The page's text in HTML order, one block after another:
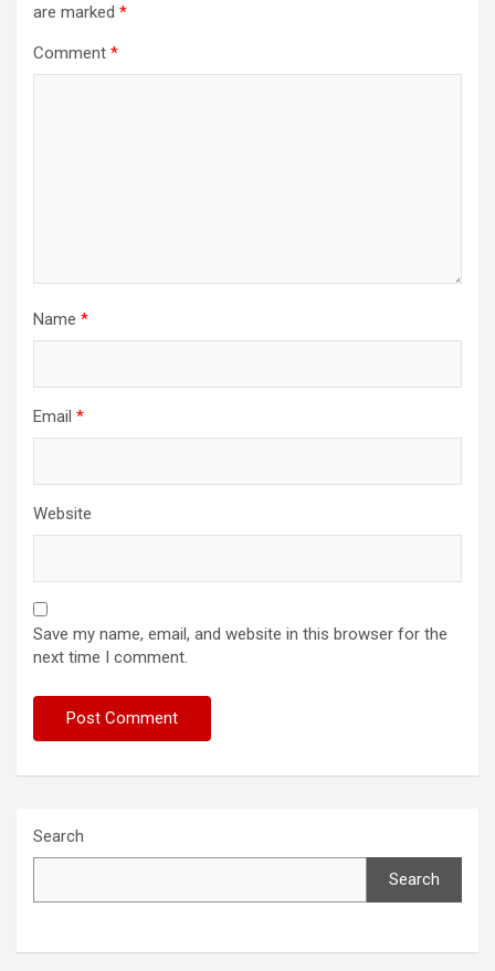
are marked *
Comment *
Name *
Email *
Website
Save my name, email, and website in this browser for the
next time I comment.
Search
Search